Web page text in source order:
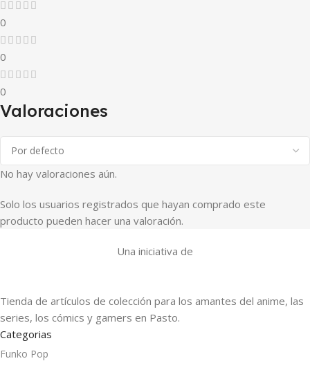
0
0
0
Valoraciones
No hay valoraciones aún.
Solo los usuarios registrados que hayan comprado este
producto pueden hacer una valoración.
Una iniciativa de
Tienda de artículos de colección para los amantes del anime, las
series, los cómics y gamers en Pasto.
Categorias
Funko Pop